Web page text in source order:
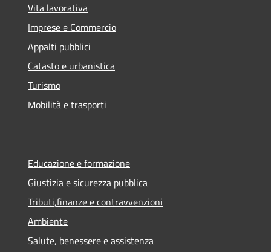
Vita lavorativa
Imprese e Commercio
Appalti pubblici
Catasto e urbanistica
Turismo
Mobilità e trasporti
Educazione e formazione
Giustizia e sicurezza pubblica
Tributi,finanze e contravvenzioni
Ambiente
Salute, benessere e assistenza